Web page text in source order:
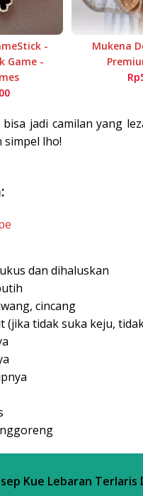
-
Game -
Mukena
jadi camilan yang
simpel lho!
dan dihaluskan
cincang
(jika tidak suka keju,
Kue Lebaran Terlaris